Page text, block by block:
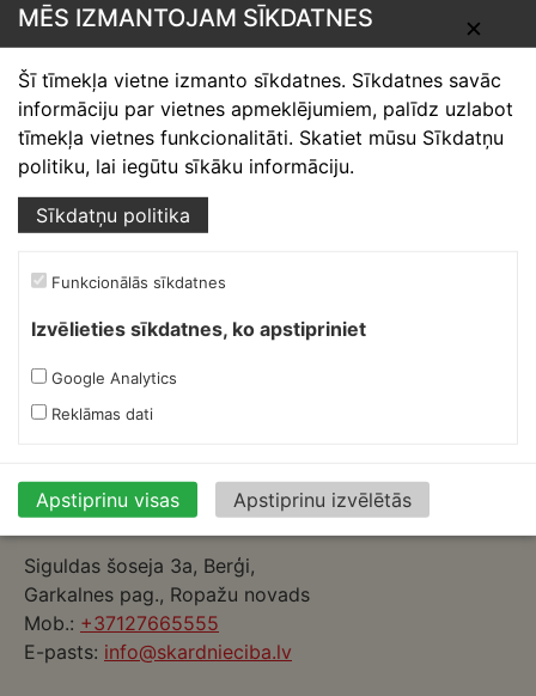
Skārdnieks M
Ofiss, ražošana, noliktava.
Izmēģinātāju iela 1a,
Mob.:+37126317230
Darba laiki
sestdienās brīvs
svētdienās brīvs
Ofiss, noliktava.
Siguldas šoseja 3a, Berģi,
Garkalnes pag., Ropažu novads
Mob.: +37127665555
E-pasts: info@skardnieciba.lv
✕
MĒS IZMANTOJAM SĪKDATNES
Šī tīmekļa vietne izmanto sīkdatnes. Sīkdatnes savāc
informāciju par vietnes apmeklējumiem, palīdz uzlabot
tīmekļa vietnes funkcionalitāti. Skatiet mūsu Sīkdatņu
politiku, lai iegūtu sīkāku informāciju.
Sīkdatņu politika
Funkcionālās sīkdatnes
Izvēlieties sīkdatnes, ko apstipriniet
Google Analytics
Reklāmas dati
Apstiprinu visas Apstiprinu izvēlētās